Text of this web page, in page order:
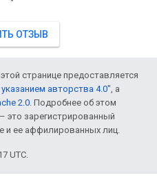
ОТЗЫВ
странице предоставляется
авторства 4.0", а
2.0. Подробнее об этом
это зарегистрированный
и ее аффилированных лиц.
UTC.